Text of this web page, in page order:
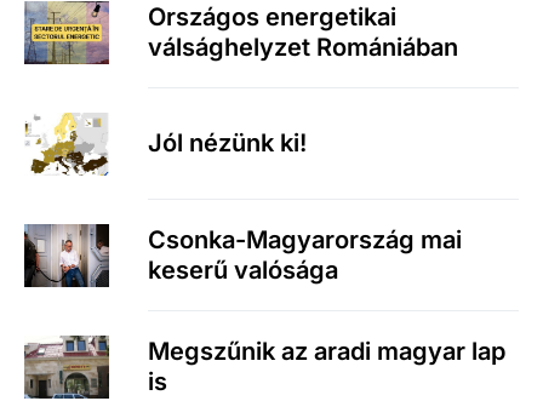
Országos energetikai
válsághelyzet Romániában
Jól nézünk ki!
Csonka-Magyarország mai
keserű valósága
Megszűnik az aradi magyar lap
is